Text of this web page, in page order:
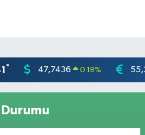
° 47,7436 0.18%